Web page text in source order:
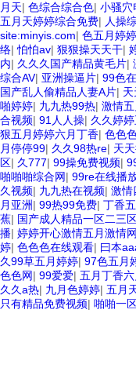
月天| 色综合综合色| 小骚穴
五月天婷婷综合免费| 人操
site:minyis.com| 色五月婷
络|怕怕av| 狠狠操天天干|
内| 久久久国产精品黄毛片|
综合AV| 亚洲操逼片| 99色
国产乱人偷精品人妻A片|
啪婷婷| 九九热99热| 激情
合视频| 91人人操| 久久婷婷
狠五月婷婷六月丁香| 色色
月停停99| 久久98热re| 天
区| 久777| 99操免费视频|
啪啪啪综合网| 99re在线播
久视频| 九九热在视频| 激情
月亚洲| 99热99免费| 丁香
蕉| 国产成人精品一区二三
播| 婷婷开心激情五月激情网
婷| 色色色在线观看| 曰本
久99草五月婷婷| 97色五月
色色网| 99爱爱| 五月丁香
久久a热| 九月色婷婷| 五月
只有精品免费视频| 啪啪一